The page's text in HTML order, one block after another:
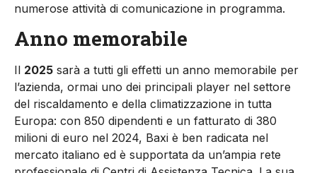
numerose attività di comunicazione in programma.
Anno memorabile
Il 2025 sarà a tutti gli effetti un anno memorabile per
l’azienda, ormai uno dei principali player nel settore
del riscaldamento e della climatizzazione in tutta
Europa: con 850 dipendenti e un fatturato di 380
milioni di euro nel 2024, Baxi è ben radicata nel
mercato italiano ed è supportata da un’ampia rete